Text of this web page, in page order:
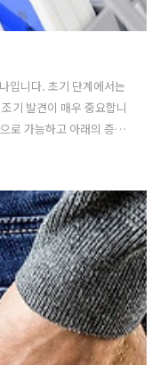
입니다. 초기 단계에서는
기 발견이 매우 중요합니
로 가능하고 아래의 증상
드랑이 부분에 손으로 더
나 형태가 갑자기 변하는
이 나오는 경우 유방암의
어집니다. 1. 유방촬영술
방법으로, X-선을 사용해
양이 고형인지, 낭종인지